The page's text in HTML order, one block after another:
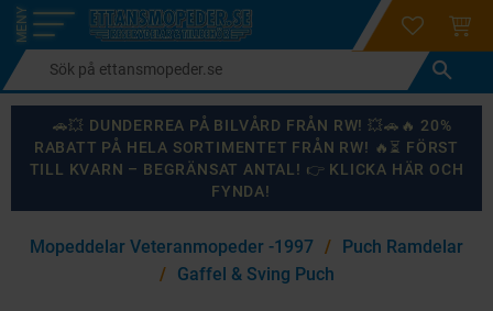
Meny
login
🚗💥 DUNDERREA PÅ BILVÅRD FRÅN RW! 💥🚗🔥 20%
RABATT PÅ HELA SORTIMENTET FRÅN RW! 🔥⏳ FÖRST
TILL KVARN – BEGRÄNSAT ANTAL! 👉 KLICKA HÄR OCH
FYNDA!
KANSKE NÅGON AV DESSA PRODUKTER KAN INTRESSERA
Mopeddelar Veteranmopeder -1997
Puch Ramdelar
Gaffel & Sving Puch